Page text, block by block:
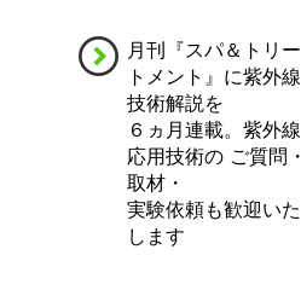
月刊『スパ＆トリー
トメント』に紫外線
技術解説を
６ヵ月連載。紫外線
応用技術の ご質問・
取材・
実験依頼も歓迎いた
します